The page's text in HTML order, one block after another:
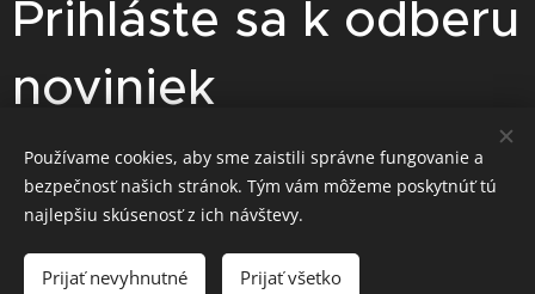
Prihláste sa k odberu
noviniek
Pre zasielanie akciových cenových
ponúk sa prihláste na odber
noviniek.
Používame cookies, aby sme zaistili správne fungovanie a
bezpečnosť našich stránok. Tým vám môžeme poskytnúť tú
najlepšiu skúsenosť z ich návštevy.
Prijať nevyhnutné Prijať všetko